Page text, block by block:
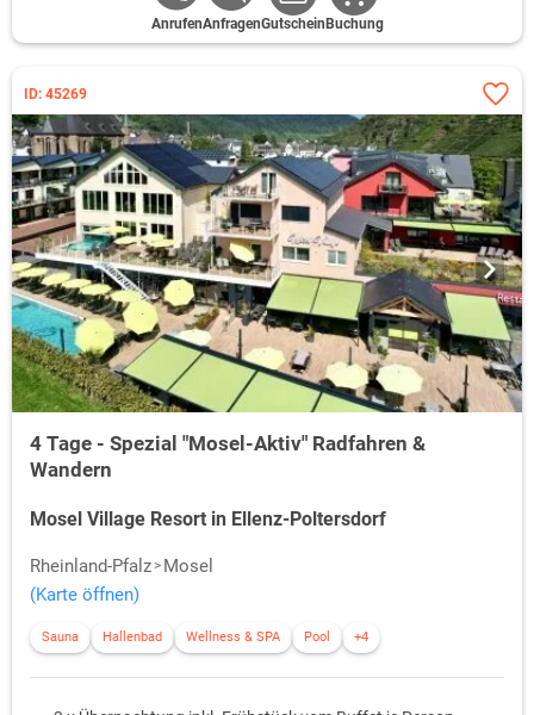
AnrufenAnfragenGutschein Buchung
ID: 45269
4 Tage - Spezial "Mosel-Aktiv" Radfahren &
Wandern
Mosel Village Resort in Ellenz-Poltersdorf
Rheinland-Pfalz
Mosel
(Karte öffnen)
Sauna Hallenbad Wellness & SPA Pool +4